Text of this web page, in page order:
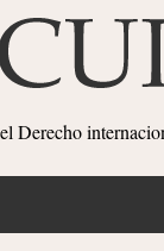
Derecho